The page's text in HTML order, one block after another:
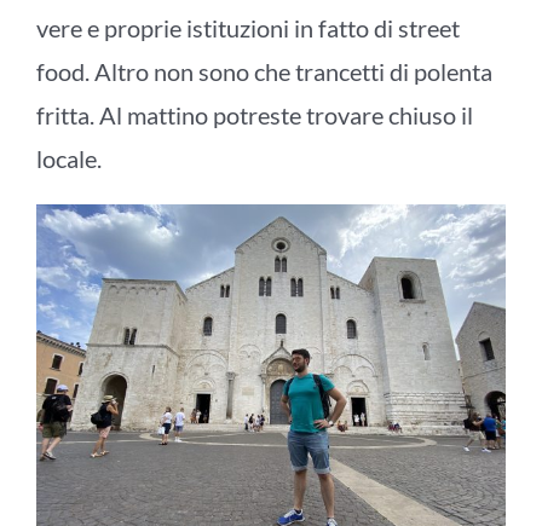
vere e proprie istituzioni in fatto di street
food. Altro non sono che trancetti di polenta
fritta. Al mattino potreste trovare chiuso il
locale.